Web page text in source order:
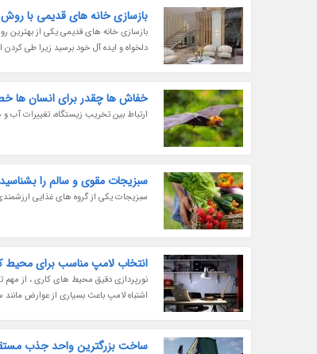
بازسازی خانه های قدیمی با
بازسازی خانه های قدیمی یکی از بهترین
دلخواه و ایده آل خود برسید زیرا طی
خفاش ها چقدر برای انسان ها
ارتباط بین تخریب زیستگاه، تغییرات
سبزیجات مقوی و سالم را بشناسید
سبزیجات یکی از گروه های غذایی
انتخاب لامپ مناسب برای محیط
نورپردازی دقیق محیط های کاری ، از مهم
اشتباه لامپ باعث بسیاری از عوارض
ساخت بزرگترین واحد جذب